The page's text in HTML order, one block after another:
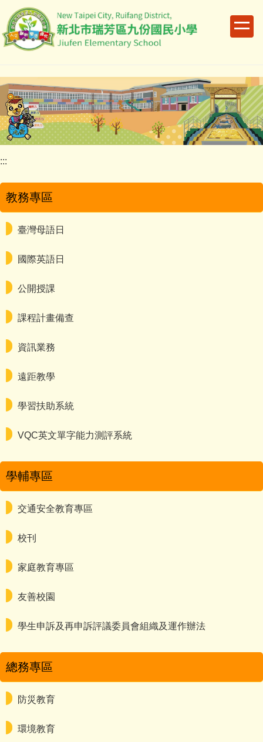
到
主
容
區
:::
教務專區
臺灣母語日
國際英語日
公開授課
課程計畫備查
資訊業務
遠距教學
學習扶助系統
VQC英文單字能力測評系統
學輔專區
交通安全教育專區
校刊
家庭教育專區
友善校園
學生申訴及再申訴評議委員會組織及運作辦法
總務專區
防災教育
環境教育